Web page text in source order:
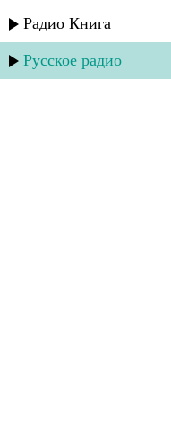
Радио Книга
Русское радио
Аслан Гусейнов
Аслан Гусейнов -
Аслан Гусейнов
Марина Алиева
Прямое